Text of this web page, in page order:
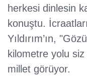
herkesi dinlesin
konuştu.
Yıldırım’ın,
kilometre yolu
millet görüyor.